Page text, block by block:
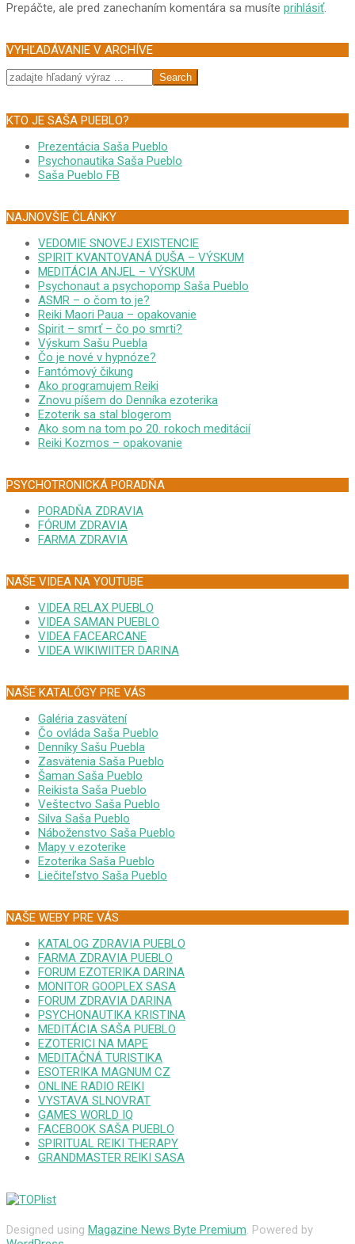
Prepáčte, ale pred zanechaním komentára sa musíte prihlásiť.
VYHĽADÁVANIE V ARCHÍVE
Search
KTO JE SAŠA PUEBLO?
Prezentácia Saša Pueblo
Psychonautika Saša Pueblo
Saša Pueblo FB
NAJNOVŠIE ČLÁNKY
VEDOMIE SNOVEJ EXISTENCIE
SPIRIT KVANTOVANÁ DUŠA – VÝSKUM
MEDITÁCIA ANJEL – VÝSKUM
Psychonaut a psychopomp Saša Pueblo
ASMR – o čom to je?
Reiki Maori Paua – opakovanie
Spirit – smrť – čo po smrti?
Výskum Sašu Puebla
Čo je nové v hypnóze?
Fantómový čikung
Ako programujem Reiki
Znovu píšem do Denníka ezoterika
Ezoterik sa stal blogerom
Ako som na tom po 20. rokoch meditácií
Reiki Kozmos – opakovanie
PSYCHOTRONICKÁ PORADŇA
PORADŇA ZDRAVIA
FÓRUM ZDRAVIA
FARMA ZDRAVIA
NAŠE VIDEA NA YOUTUBE
VIDEA RELAX PUEBLO
VIDEA SAMAN PUEBLO
VIDEA FACEARCANE
VIDEA WIKIWIITER DARINA
NAŠE KATALÓGY PRE VÁS
Galéria zasvätení
Čo ovláda Saša Pueblo
Denníky Sašu Puebla
Zasvätenia Saša Pueblo
Šaman Saša Pueblo
Reikista Saša Pueblo
Veštectvo Saša Pueblo
Silva Saša Pueblo
Náboženstvo Saša Pueblo
Mapy v ezoterike
Ezoterika Saša Pueblo
Liečiteľstvo Saša Pueblo
NAŠE WEBY PRE VÁS
KATALOG ZDRAVIA PUEBLO
FARMA ZDRAVIA PUEBLO
FORUM EZOTERIKA DARINA
MONITOR GOOPLEX SASA
FORUM ZDRAVIA DARINA
PSYCHONAUTIKA KRISTINA
MEDITÁCIA SAŠA PUEBLO
EZOTERICI NA MAPE
MEDITAČNÁ TURISTIKA
ESOTERIKA MAGNUM CZ
ONLINE RADIO REIKI
VYSTAVA SLNOVRAT
GAMES WORLD IQ
FACEBOOK SAŠA PUEBLO
SPIRITUAL REIKI THERAPY
GRANDMASTER REIKI SASA
Designed using Magazine News Byte Premium. Powered by